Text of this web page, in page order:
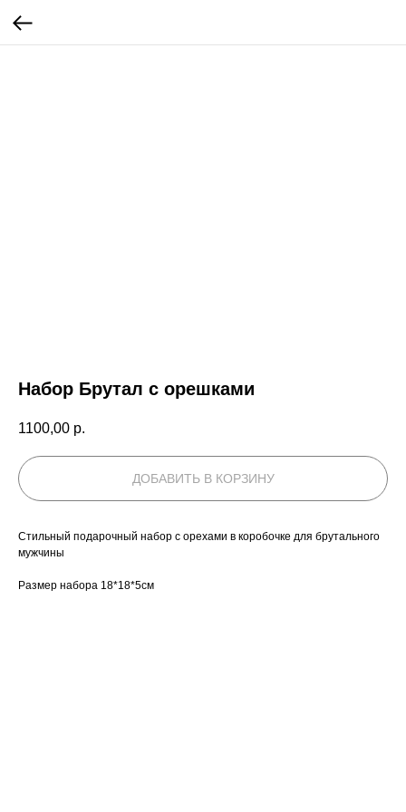
Набор Брутал с орешками
1100,00 р.
ДОБАВИТЬ В КОРЗИНУ
Стильный подарочный набор с орехами в коробочке для брутального
мужчины
Размер набора 18*18*5см